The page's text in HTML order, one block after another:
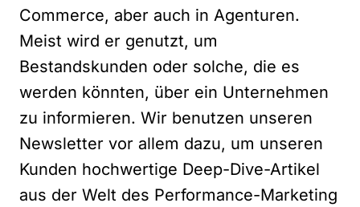
Commerce, aber auch in Agenturen.
Meist wird er genutzt, um
Bestandskunden oder solche, die es
werden könnten, über ein Unternehmen
zu informieren. Wir benutzen unseren
Newsletter vor allem dazu, um unseren
Kunden hochwertige Deep-Dive-Artikel
aus der Welt des Performance-Marketing